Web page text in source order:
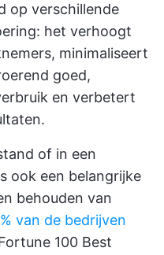
op verschillende
het verhoogt
minimaliseert
goed,
en verbetert
of in een
ook een belangrijke
behouden van
van de bedrijven
100 Best